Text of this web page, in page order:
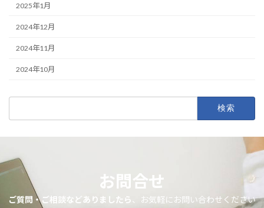
2025年1月
2024年12月
2024年11月
2024年10月
お問合せ
ご質問・ご相談などありましたら、お気軽にお問い合わせください